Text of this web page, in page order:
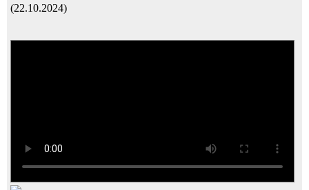
(22.10.2024)